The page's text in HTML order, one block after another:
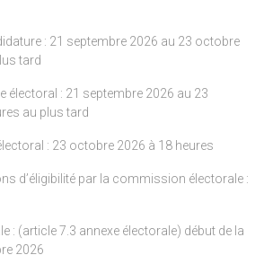
: 21 septembre 2026 au 23 octobre
tard
électoral : 21 septembre 2026 au 23
au plus tard
: 23 octobre 2026 à 18 heures
d’éligibilité par la commission électorale :
: (article 7.3 annexe électorale) début de la
2026